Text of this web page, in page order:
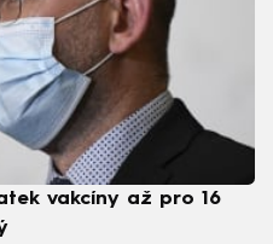
vakcíny až pro 16